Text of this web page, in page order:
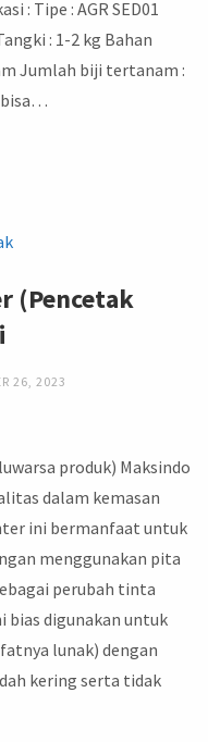
: Tipe : AGR SED01
: 1-2 kg Bahan
Jumlah biji tertanam :
(Pencetak
26, 2023
produk) Maksindo
dalam kemasan
ini bermanfaat untuk
menggunakan pita
perubah tinta
bias digunakan untuk
lunak) dengan
kering serta tidak